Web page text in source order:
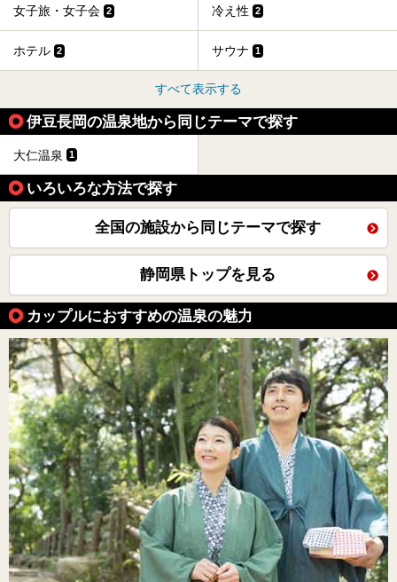
女子旅・女子会 2 冷え性 2
ホテル 2 サウナ 1
すべて表示する
伊豆長岡の温泉地から同じテーマで探す
大仁温泉 1
いろいろな方法で探す
全国の施設から同じテーマで探す
静岡県トップを見る
カップルにおすすめの温泉の魅力